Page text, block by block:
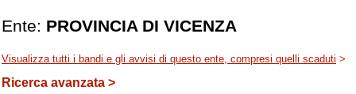
Ente: PROVINCIA DI VICENZA
Visualizza tutti i bandi e gli avvisi di questo ente, compresi quelli scaduti >
Ricerca avanzata >